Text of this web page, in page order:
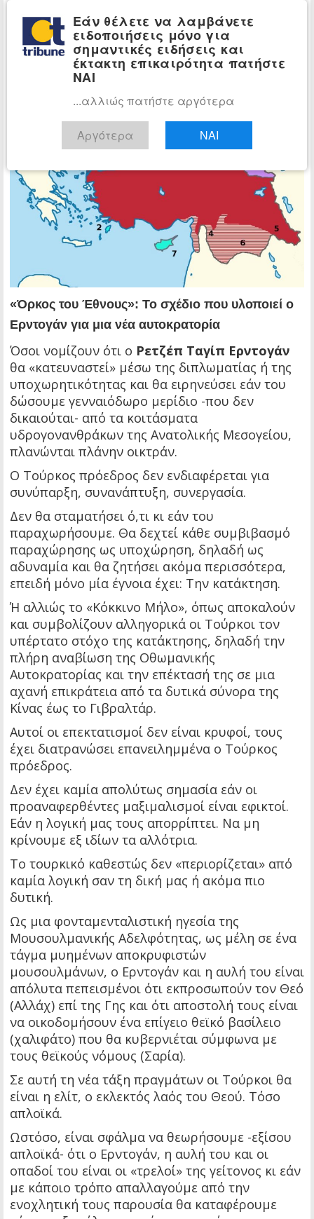
«Όρκος του Έθνους»: Το σχέδιο που υλοποιεί ο
Ερντογάν για μια νέα αυτοκρατορία
Όσοι νομίζουν ότι ο Ρετζέπ Ταγίπ Ερντογάν
θα «κατευναστεί» μέσω της διπλωματίας ή της
υποχωρητικότητας και θα ειρηνεύσει εάν του
δώσουμε γενναιόδωρο μερίδιο -που δεν
δικαιούται- από τα κοιτάσματα
υδρογονανθράκων της Ανατολικής Μεσογείου,
πλανώνται πλάνην οικτράν.
Ο Τούρκος πρόεδρος δεν ενδιαφέρεται για
συνύπαρξη, συνανάπτυξη, συνεργασία.
Δεν θα σταματήσει ό,τι κι εάν του
παραχωρήσουμε. Θα δεχτεί κάθε συμβιβασμό
παραχώρησης ως υποχώρηση, δηλαδή ως
αδυναμία και θα ζητήσει ακόμα περισσότερα,
επειδή μόνο μία έγνοια έχει: Την κατάκτηση.
Ή αλλιώς το «Κόκκινο Μήλο», όπως αποκαλούν
και συμβολίζουν αλληγορικά οι Τούρκοι τον
υπέρτατο στόχο της κατάκτησης, δηλαδή την
πλήρη αναβίωση της Οθωμανικής
Αυτοκρατορίας και την επέκτασή της σε μια
αχανή επικράτεια από τα δυτικά σύνορα της
Κίνας έως το Γιβραλτάρ.
Αυτοί οι επεκτατισμοί δεν είναι κρυφοί, τους
έχει διατρανώσει επανειλημμένα ο Τούρκος
πρόεδρος.
Δεν έχει καμία απολύτως σημασία εάν οι
προαναφερθέντες μαξιμαλισμοί είναι εφικτοί.
Εάν η λογική μας τους απορρίπτει. Να μη
κρίνουμε εξ ιδίων τα αλλότρια.
Το τουρκικό καθεστώς δεν «περιορίζεται» από
καμία λογική σαν τη δική μας ή ακόμα πιο
δυτική.
Ως μια φονταμενταλιστική ηγεσία της
Μουσουλμανικής Αδελφότητας, ως μέλη σε ένα
τάγμα μυημένων αποκρυφιστών
μουσουλμάνων, ο Ερντογάν και η αυλή του είναι
απόλυτα πεπεισμένοι ότι εκπροσωπούν τον Θεό
(Αλλάχ) επί της Γης και ότι αποστολή τους είναι
να οικοδομήσουν ένα επίγειο θεϊκό βασίλειο
(χαλιφάτο) που θα κυβερνιέται σύμφωνα με
τους θεϊκούς νόμους (Σαρία).
Σε αυτή τη νέα τάξη πραγμάτων οι Τούρκοι θα
είναι η ελίτ, ο εκλεκτός λαός του Θεού. Τόσο
απλοϊκά.
Ωστόσο, είναι σφάλμα να θεωρήσουμε -εξίσου
απλοϊκά- ότι ο Ερντογάν, η αυλή του και οι
οπαδοί του είναι οι «τρελοί» της γείτονος κι εάν
με κάποιο τρόπο απαλλαγούμε από την
ενοχλητική τους παρουσία θα καταφέρουμε
Εάν θέλετε να λαμβάνετε
ειδοποιήσεις μόνο για
σημαντικές ειδήσεις και
έκτακτη επικαιρότητα πατήστε
ΝΑΙ
...αλλιώς πατήστε αργότερα
Αργότερα ΝΑΙ